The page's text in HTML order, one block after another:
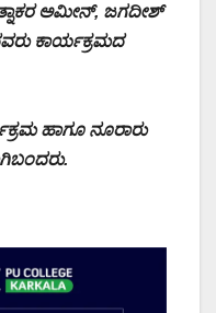
ಅಮೀನ್, ಜಗದೀಶ್
ಕಾರ್ಯಕ್ರಮದ
ಹಾಗೂ ನೂರಾರು